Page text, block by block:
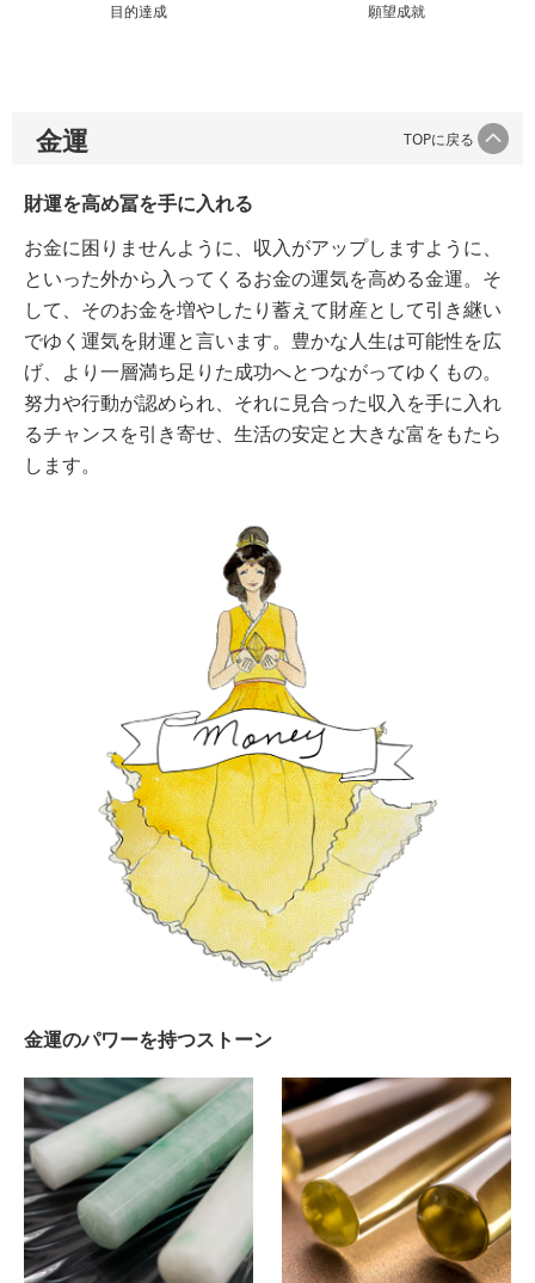
目的達成
願望成就
金運 TOPに戻る
財運を高め冨を手に入れる
お金に困りませんように、収入がアップしますように、
といった外から入ってくるお金の運気を高める金運。そ
して、そのお金を増やしたり蓄えて財産として引き継い
でゆく運気を財運と言います。豊かな人生は可能性を広
げ、より一層満ち足りた成功へとつながってゆくもの。
努力や行動が認められ、それに見合った収入を手に入れ
るチャンスを引き寄せ、生活の安定と大きな富をもたら
します。
金運のパワーを持つストーン